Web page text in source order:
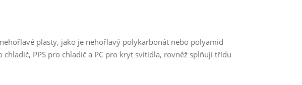
plasty, jako je nehořlavý polykarbonát nebo polyamid
chladič, PPS pro chladič a PC pro kryt svítidla, rovněž splňují třídu